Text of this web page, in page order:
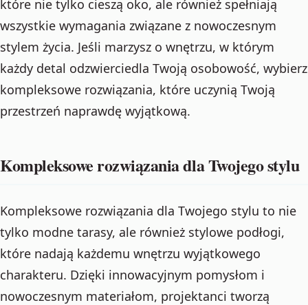
które nie tylko cieszą oko, ale również spełniają
wszystkie wymagania związane z nowoczesnym
stylem życia. Jeśli marzysz o wnętrzu, w którym
każdy detal odzwierciedla Twoją osobowość, wybierz
kompleksowe rozwiązania, które uczynią Twoją
przestrzeń naprawdę wyjątkową.
Kompleksowe rozwiązania dla Twojego stylu
Kompleksowe rozwiązania dla Twojego stylu to nie
tylko modne tarasy, ale również stylowe podłogi,
które nadają każdemu wnętrzu wyjątkowego
charakteru. Dzięki innowacyjnym pomysłom i
nowoczesnym materiałom, projektanci tworzą